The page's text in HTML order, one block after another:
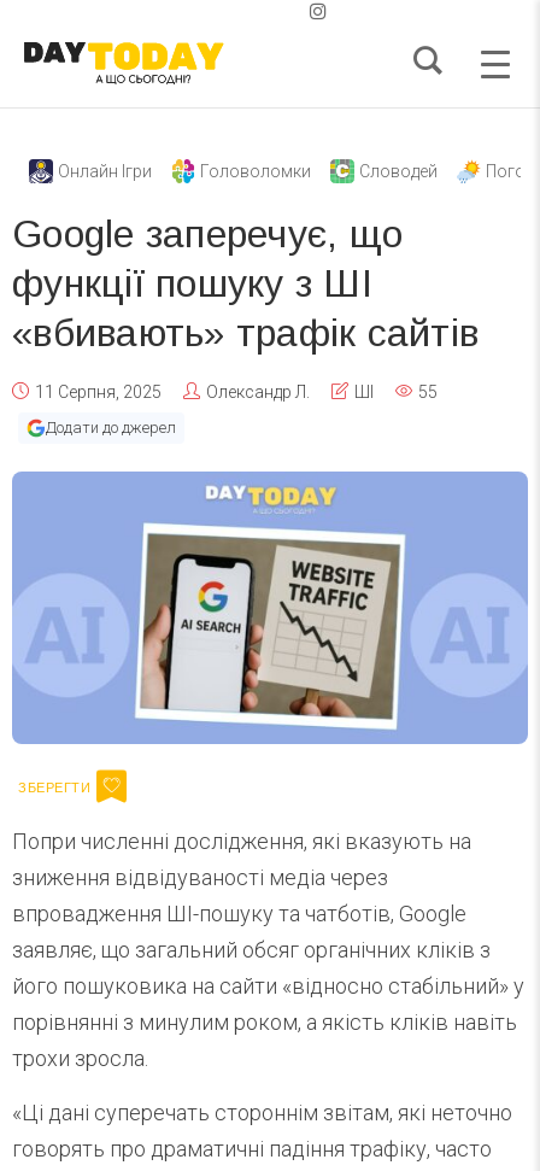
Онлайн Ігри Головоломки Словодей
Google заперечує, що
функції пошуку з ШІ
«вбивають» трафік сайтів
11 Серпня, 2025 Олександр Л. 55
Додати до джерел
Попри численні дослідження, які вказують на
зниження відвідуваності медіа через
впровадження ШІ-пошуку та чатботів, Google
заявляє, що загальний обсяг органічних кліків з
його пошуковика на сайти «відносно стабільний» у
порівнянні з минулим роком, а якість кліків навіть
трохи зросла.
«Ці дані суперечать стороннім звітам, які неточно
говорять про драматичні падіння трафіку, часто